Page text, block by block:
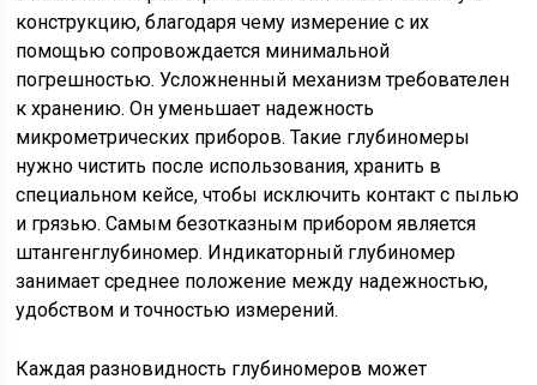
конструкцию, благодаря чему измерение с их
помощью сопровождается минимальной
погрешностью. Усложненный механизм требователен
к хранению. Он уменьшает надежность
микрометрических приборов. Такие глубиномеры
нужно чистить после использования, хранить в
специальном кейсе, чтобы исключить контакт с пылью
и грязью. Самым безотказным прибором является
штангенглубиномер. Индикаторный глубиномер
занимает среднее положение между надежностью,
удобством и точностью измерений.
Каждая разновидность глубиномеров может